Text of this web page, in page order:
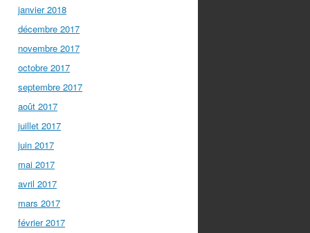
janvier 2018
décembre 2017
novembre 2017
octobre 2017
septembre 2017
août 2017
juillet 2017
juin 2017
mai 2017
avril 2017
mars 2017
février 2017